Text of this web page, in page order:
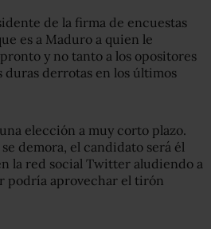
de la firma de encuestas
es a Maduro a quien le
y no tanto a los opositores
duras derrotas en los últimos
elección a muy corto plazo.
demora, el candidato será él
la red social Twitter aludiendo a
podría aprovechar el tirón